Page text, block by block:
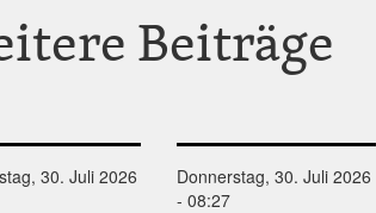
Beiträge
30. Juli 2026
Donnerstag, 30. Juli 2026
- 08:27